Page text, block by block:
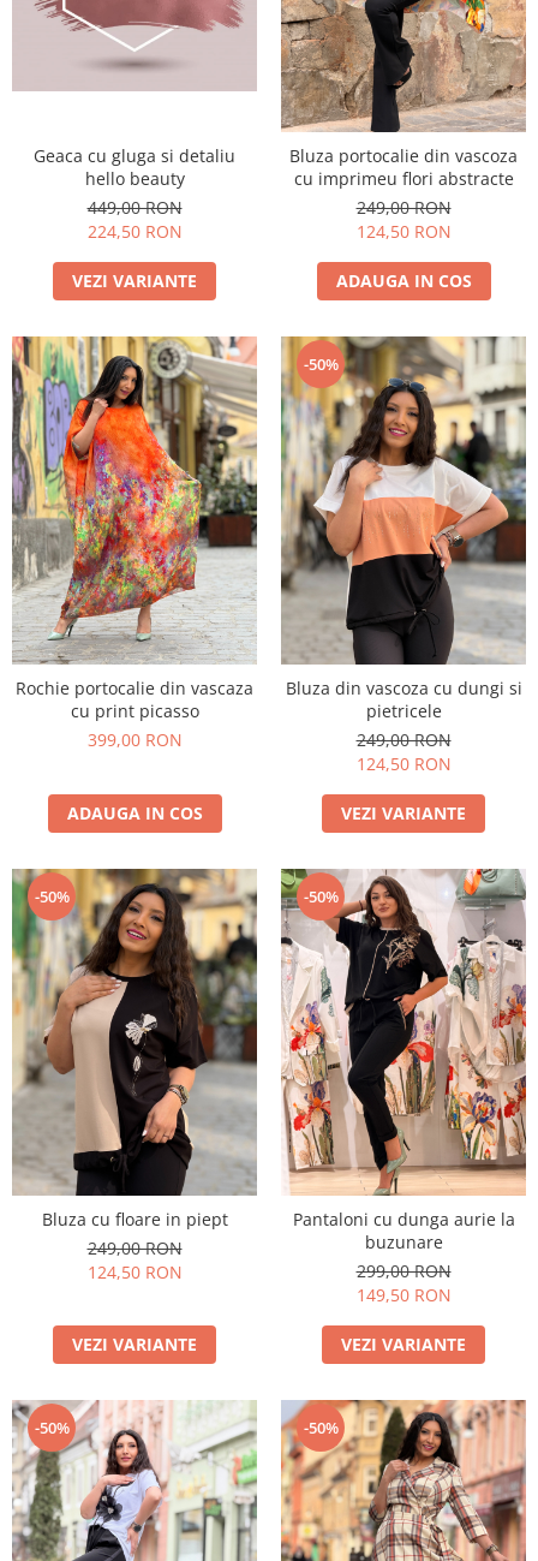
Costume de baie
Geaca cu gluga si detaliu
hello beauty
449,00 RON
224,50 RON
VEZI VARIANTE
Bluza portocalie din vascoza
cu imprimeu flori abstracte
249,00 RON
124,50 RON
ADAUGA IN COS
Rochie portocalie din vascaza
cu print picasso
399,00 RON
ADAUGA IN COS
-50%
Bluza din vascoza cu dungi si
pietricele
249,00 RON
124,50 RON
VEZI VARIANTE
-50%
Bluza cu floare in piept
249,00 RON
124,50 RON
VEZI VARIANTE
-50%
Pantaloni cu dunga aurie la
buzunare
299,00 RON
149,50 RON
VEZI VARIANTE
-50% -50%